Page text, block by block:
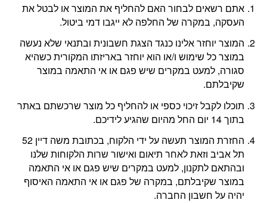
אתם רשאים לבחור האם להחליף את המוצר או לבטל את
העסקה, במקרה של החלפה לא ייגבו דמי ביטול.
המוצר יוחזר אלינו כנגד הצגת חשבונית ובתנאי שלא נעשה
במוצר כל שימוש ו/או הוא יוחזר באריזתו המקורית כשהיא
סגורה, למעט במקרים שיש פגם או אי התאמה במוצר
שקיבלתם.
תוכלו לקבל זיכוי כספי או להחליף כל מוצר שרכשתם באתר
בתוך 14 יום החל מהיום שהגיע לידיכם.
החזרת המוצר תעשה על ידי הלקוח, בכתובת משה דיין 52
תל אביב וזאת לאחר תיאום ואישור שרות הלקוחות שלנו
ובהתאם לתקנון, למעט במקרים שיש פגם או אי התאמה
במוצר שקיבלתם, במקרה של פגם או אי התאמה האיסוף
יהיה על חשבון החברה.